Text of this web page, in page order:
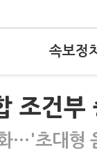
속보정치
조건
…'초대형